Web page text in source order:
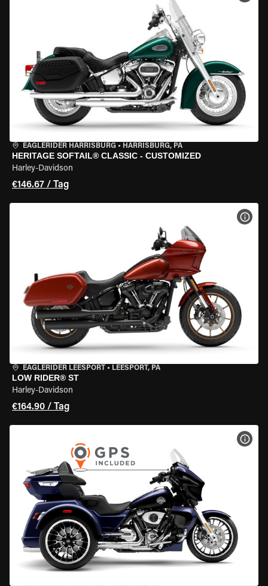
EAGLERIDER HARRISBURG • HARRISBURG, PA
HERITAGE SOFTAIL® CLASSIC - CUSTOMIZED
Harley-Davidson
€146.67 / Tag
EAGLERIDER LEESPORT • LEESPORT, PA
LOW RIDER® ST
Harley-Davidson
€164.90 / Tag